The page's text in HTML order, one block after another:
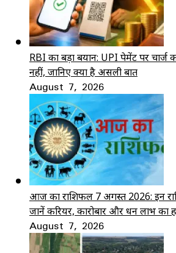
RBI का बड़ा बयान: UPI पेमेंट पर
नहीं, जानिए क्या है असली बात
August 7, 2026
आज का राशिफल 7 अगस्त 2026: इन
जानें करियर, कारोबार और धन लाभ का
August 7, 2026